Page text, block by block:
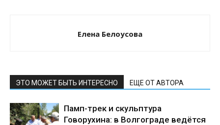
Елена Белоусова
ЭТО МОЖЕТ БЫТЬ ИНТЕРЕСНО ЕЩЕ ОТ АВТОРА
Памп-трек и скульптура
Говорухина: в Волгограде ведётся